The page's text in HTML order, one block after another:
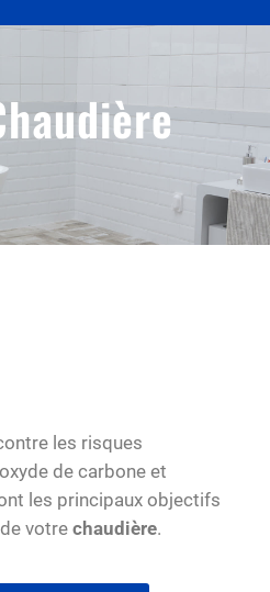
les risques
de carbone et
les principaux objectifs
votre chaudière.